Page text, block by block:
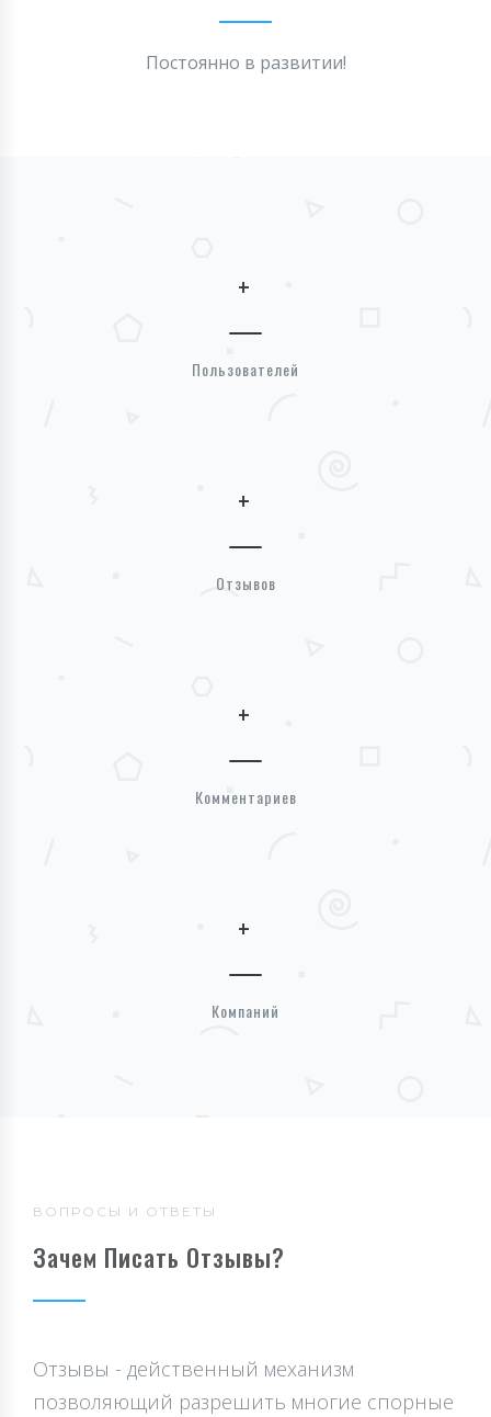
Постоянно в развитии!
+
Пользователей
+
Отзывов
+
Комментариев
+
Компаний
ВОПРОСЫ И ОТВЕТЫ
Зачем Писать Отзывы?
Отзывы - действенный механизм
позволяющий разрешить многие спорные